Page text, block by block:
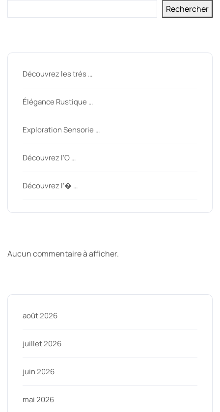
Rechercher
Découvrez les trés …
Élégance Rustique …
Exploration Sensorie …
Découvrez l’O …
Découvrez l’� …
Aucun commentaire à afficher.
août 2026
juillet 2026
juin 2026
mai 2026